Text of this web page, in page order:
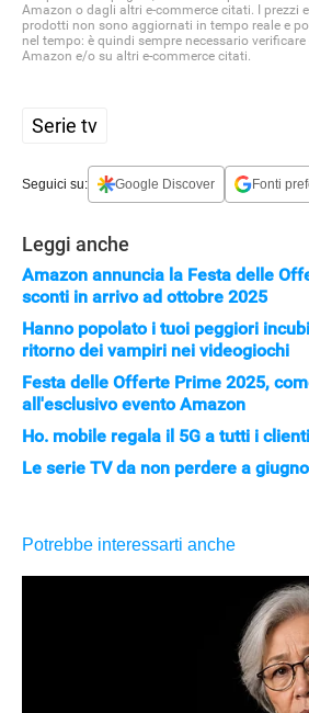
Amazon o dagli altri e-commerce citati. I prezzi
prodotti non sono aggiornati in tempo reale e
nel tempo: è quindi sempre necessario
Amazon e/o su altri e-commerce citati.
Serie tv
Seguici su: Google Discover Fonti
Leggi anche
Amazon annuncia la Festa delle
sconti in arrivo ad ottobre 2025
Hanno popolato i tuoi peggiori
ritorno dei vampiri nei videogiochi
Festa delle Offerte Prime 2025,
all'esclusivo evento Amazon
Ho. mobile regala il 5G a tutti i
Le serie TV da non perdere a